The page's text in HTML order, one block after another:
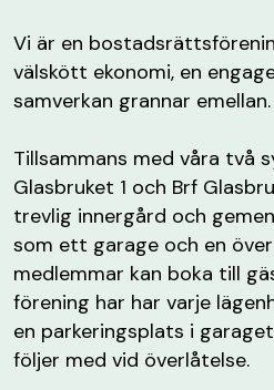
Vi är en
välskött ekonomi, en
samverkan grannar emellan.
Tillsammans med våra två
Glasbruket 1 och Brf
trevlig innergård och
som ett garage och en
medlemmar kan boka till
förening har har varje
en parkeringsplats i
följer med vid överlåtelse.